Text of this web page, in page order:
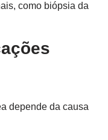
como biópsia da
depende da causa